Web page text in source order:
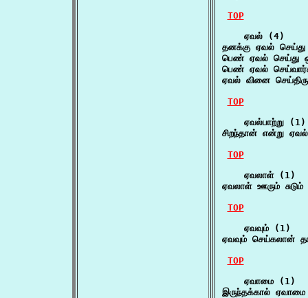
TOP
    ஏவல் (4)
தனக்கு ஏவல்
பெண் ஏவல் செய்து
பெண் ஏவல்
ஏவல் வினை
TOP
    ஏவல்பாற்று (1)
சிறந்தான் என்று
TOP
    ஏவலாள் (1)
ஏவலாள் ஊரும்
TOP
    ஏவவும் (1)
ஏவவும் செய்கலான்
TOP
    ஏவாமை (1)
இருந்தக்கால்